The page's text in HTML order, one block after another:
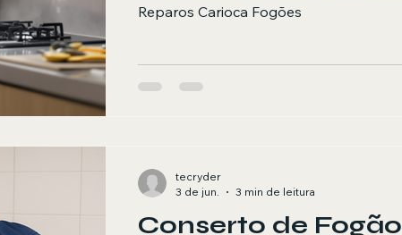
Reparos Carioca Fogões
Conserto de Fogão
tecryder
3 de jun.
3 min de leitura